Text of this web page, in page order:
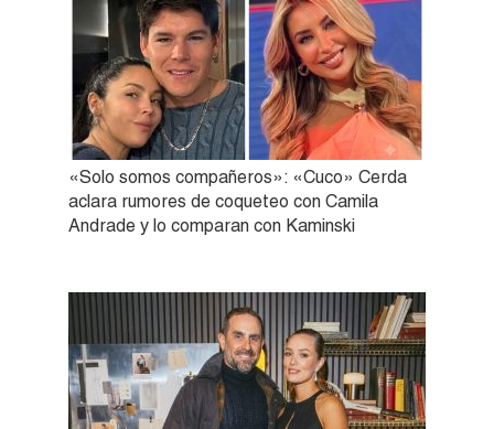
«Solo somos compañeros»: «Cuco» Cerda
aclara rumores de coqueteo con Camila
Andrade y lo comparan con Kaminski